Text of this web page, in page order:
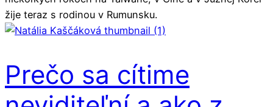
žije teraz s rodinou v Rumunsku.
Prečo sa cítime